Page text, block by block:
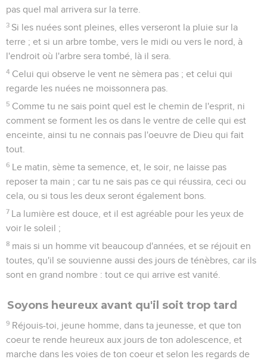
pas quel mal arrivera sur la terre.
3 Si les nuées sont pleines, elles verseront la pluie sur la
terre ; et si un arbre tombe, vers le midi ou vers le nord, à
l'endroit où l'arbre sera tombé, là il sera.
4 Celui qui observe le vent ne sèmera pas ; et celui qui
regarde les nuées ne moissonnera pas.
5 Comme tu ne sais point quel est le chemin de l'esprit, ni
comment se forment les os dans le ventre de celle qui est
enceinte, ainsi tu ne connais pas l'oeuvre de Dieu qui fait
tout.
6 Le matin, sème ta semence, et, le soir, ne laisse pas
reposer ta main ; car tu ne sais pas ce qui réussira, ceci ou
cela, ou si tous les deux seront également bons.
7 La lumière est douce, et il est agréable pour les yeux de
voir le soleil ;
8 mais si un homme vit beaucoup d'années, et se réjouit en
toutes, qu'il se souvienne aussi des jours de ténèbres, car ils
sont en grand nombre : tout ce qui arrive est vanité.
Soyons heureux avant qu'il soit trop tard
9 Réjouis-toi, jeune homme, dans ta jeunesse, et que ton
coeur te rende heureux aux jours de ton adolescence, et
marche dans les voies de ton coeur et selon les regards de